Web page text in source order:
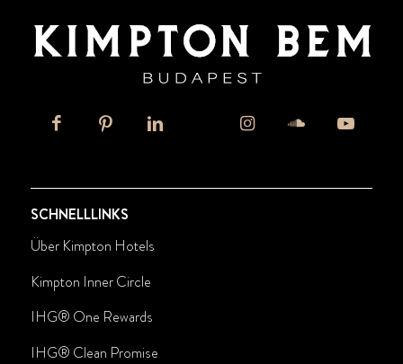
SCHNELLLINKS
Über Kimpton Hotels
Kimpton Inner Circle
IHG® One Rewards
IHG® Clean Promise